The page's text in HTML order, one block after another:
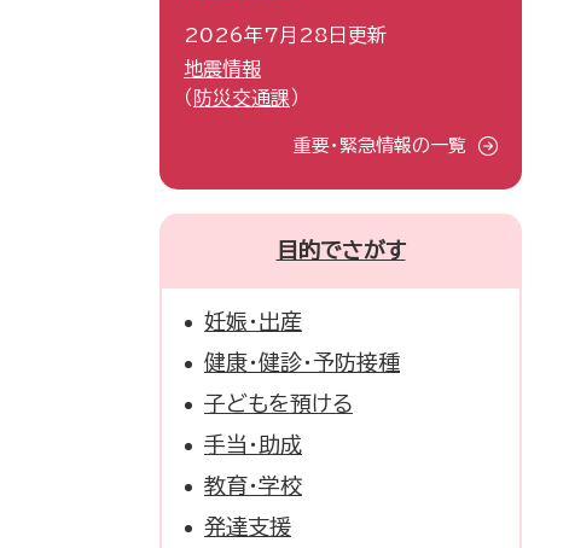
2026年7月28日更新
地震情報
防災交通課
重要・緊急情報の一覧
目的でさがす
妊娠・出産
健康・健診・予防接種
子どもを預ける
手当・助成
教育・学校
発達支援